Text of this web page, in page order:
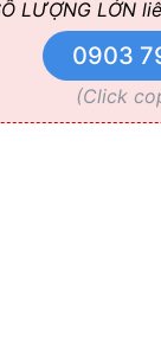
LƯỢNG LỚN
0903
(Click